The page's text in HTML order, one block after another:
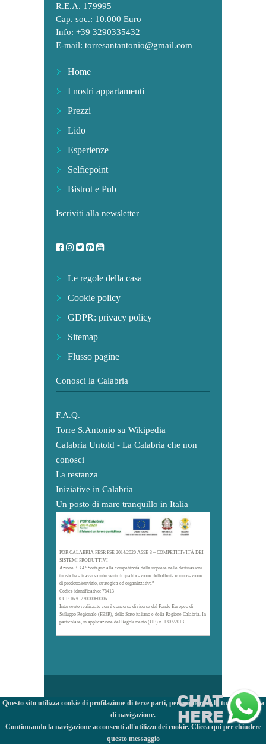
R.E.A. 179995
Cap. soc.: 10.000 Euro
Info: +39 3290335432
E-mail: torresantantonio@gmail.com
Home
I nostri appartamenti
Prezzi
Lido
Esperienze
Selfiepoint
Bistrot e Pub
Iscriviti alla newsletter
Le regole della casa
Cookie policy
GDPR: privacy policy
Sitemap
Flusso pagine
Conosci la Calabria
F.A.Q.
Torre S.Antonio su Wikipedia
Calabria Untold - La Calabria che non
conosci
La restanza
Iniziative in Calabria
Un posto di mare tranquillo in Italia
POR CALABRIA FESR FSE 2014/2020 ASSE 3 – COMPETITIVITÀ DEI
SISTEMI PRODUTTIVI
Azione 3.3.4 “Sostegno alla competitività delle imprese nelle destinazioni
turistiche attraverso interventi di qualificazione dell'offerta e innovazione
di prodotto/servizio, strategica ed organizzativa”
Codice identificativo: 78413
CUP: J63G23000060006
Intervento realizzato con il concorso di risorse del Fondo Europeo di
Sviluppo Regionale (FESR), dello Stato italiano e della Regione Calabria. In
particolare, in applicazione del Regolamento (UE) n. 1303/2013
Questo sito utilizza cookie di profilazione di terze parti, per migliorare la tua esperienza
di navigazione.
Continuando la navigazione acconsenti all'utilizzo dei cookie. Clicca qui per chiudere
questo messaggio